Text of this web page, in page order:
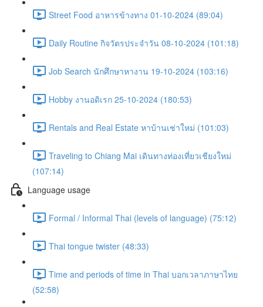
Street Food อาหารข้างทาง 01-10-2024 (89:04)
Daily Routine กิจวัตรประจำวัน 08-10-2024 (101:18)
Job Search นักศึกษาหางาน 19-10-2024 (103:16)
Hobby งานอดิเรก 25-10-2024 (180:53)
Rentals and Real Estate หาบ้านเช่าใหม่ (101:03)
Traveling to Chiang Mai เดินทางท่องเที่ยวเชียงใหม่
(107:14)
Language usage
Formal / Informal Thai (levels of language) (75:12)
Thai tongue twister (48:33)
Time and periods of time in Thai บอกเวลาภาษาไทย
(52:58)